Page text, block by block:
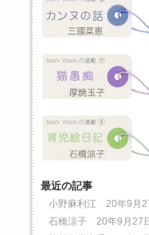
最近の記事
小野麻利江 20年9月
石橋涼子 20年9月27